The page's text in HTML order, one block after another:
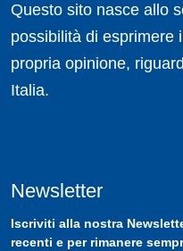
Questo sito nasce allo
possibilità di esprimere
propria opinione,
Italia.
Newsletter
Iscriviti alla nostra
recenti e per rimanere